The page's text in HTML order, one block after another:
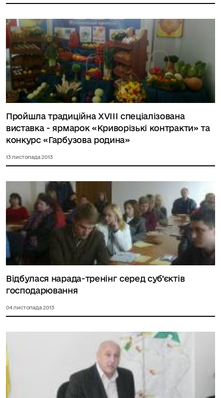
Пройшла традиційна XVIII спеціалізована
виставка - ярмарок «Криворізькі контракти» та
конкурс «Гарбузова родина»
13 листопада 2013
Відбулася нарада-тренінг серед суб’єктів
господарювання
04 листопада 2013